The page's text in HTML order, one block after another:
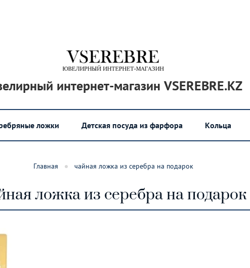
интернет-магазин VSEREBRE.KZ
ложки Детская посуда из фарфора Кольца
Главная чайная ложка из серебра на подарок
ложка из серебра на подарок